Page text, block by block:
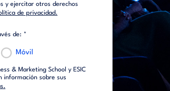
y ejercitar otros derechos
de privacidad.
de: *
Móvil
& Marketing School y ESIC
información sobre sus